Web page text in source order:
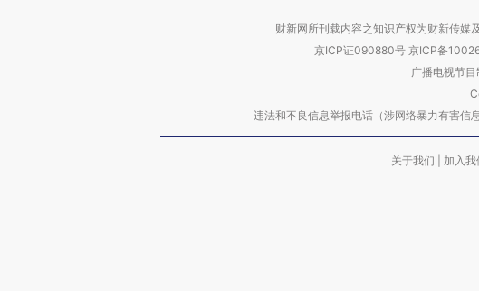
财新网所刊载内容之知识产权为财新传媒
京ICP证090880号 京ICP备
广播电视节
违法和不良信息举报电话（涉网络暴力有害
关于我们 加入我